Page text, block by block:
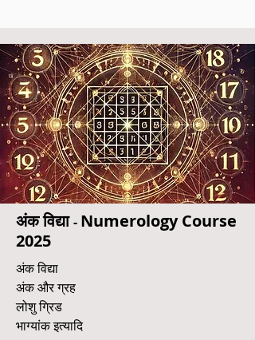
अंक विद्या- Numerology Course
2025
अंक विद्या
अंक और ग्रह
लोशु ग्रिड
भाग्यांक इत्यादि